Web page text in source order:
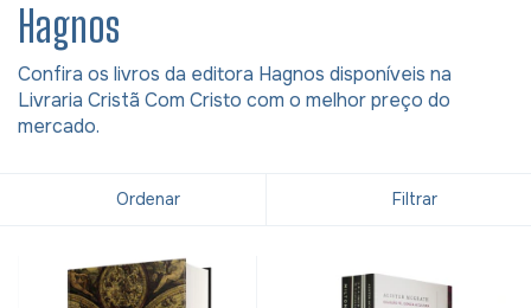
Hagnos
Confira os livros da editora Hagnos disponíveis na
Livraria Cristã Com Cristo com o melhor preço do
mercado.
Ordenar Filtrar